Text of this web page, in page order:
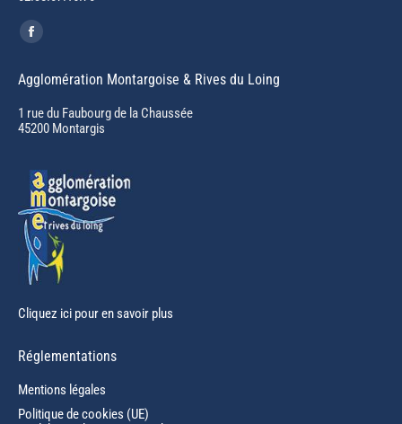
Trouvez nous sur :
Facebook
opens
in
new
Agglomération Montargoise & Rives du Loing
1 rue du Faubourg de la Chaussée
45200 Montargis
Cliquez ici pour en savoir plus
Réglementations
Mentions légales
Politique de cookies (UE)